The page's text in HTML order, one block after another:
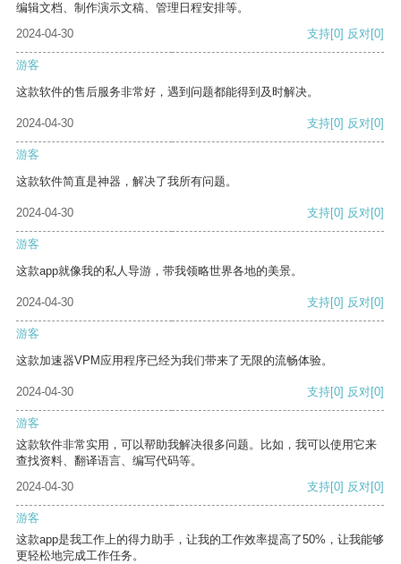
编辑文档、制作演示文稿、管理日程安排等。
2024-04-30
支持[0] 反对[0]
游客
这款软件的售后服务非常好，遇到问题都能得到及时解决。
2024-04-30 支持[0] 反对[0]
游客
这款软件简直是神器，解决了我所有问题。
2024-04-30 支持[0] 反对[0]
游客
这款app就像我的私人导游，带我领略世界各地的美景。
2024-04-30 支持[0] 反对[0]
游客
这款加速器VPM应用程序已经为我们带来了无限的流畅体验。
2024-04-30 支持[0] 反对[0]
游客
这款软件非常实用，可以帮助我解决很多问题。比如，我可以使用它来
查找资料、翻译语言、编写代码等。
2024-04-30
支持[0] 反对[0]
游客
这款app是我工作上的得力助手，让我的工作效率提高了50%，让我能够
更轻松地完成工作任务。